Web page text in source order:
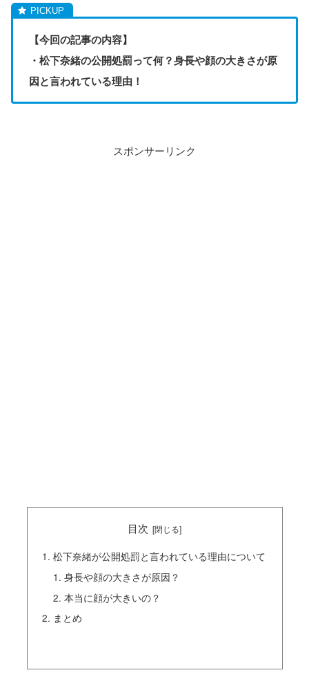
【今回の記事の内容】
・松下奈緒の公開処罰って何？身長や顔の大きさが原
因と言われている理由！
スポンサーリンク
目次
松下奈緒が公開処罰と言われている理由について
身長や顔の大きさが原因？
本当に顔が大きいの？
まとめ